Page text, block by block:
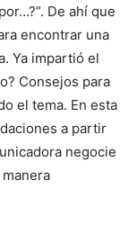
De ahí que
encontrar una
Ya impartió el
Consejos para
el tema. En esta
a partir
negocie